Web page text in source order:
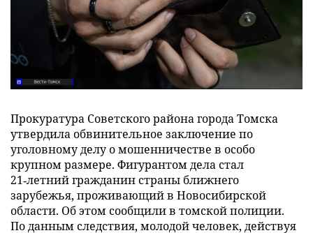
Прокуратура Советского района города Томска
утвердила обвинительное заключение по
уголовному делу о мошенничестве в особо
крупном размере. Фигурантом дела стал
21‑летний гражданин страны ближнего
зарубежья, проживающий в Новосибирской
области. Об этом сообщили в томской полиции.
По данным следствия, молодой человек, действуя